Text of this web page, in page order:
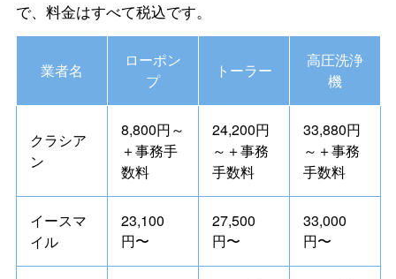
で、料金はすべて税込です。
業者名
ローポン
プ
トーラー
高圧洗浄
機
クラシア
ン
8,800円～
＋事務手
数料
24,200円
～＋事務
手数料
33,880円
～＋事務
手数料
イースマ
イル
23,100
円〜
27,500
円〜
33,000
円〜